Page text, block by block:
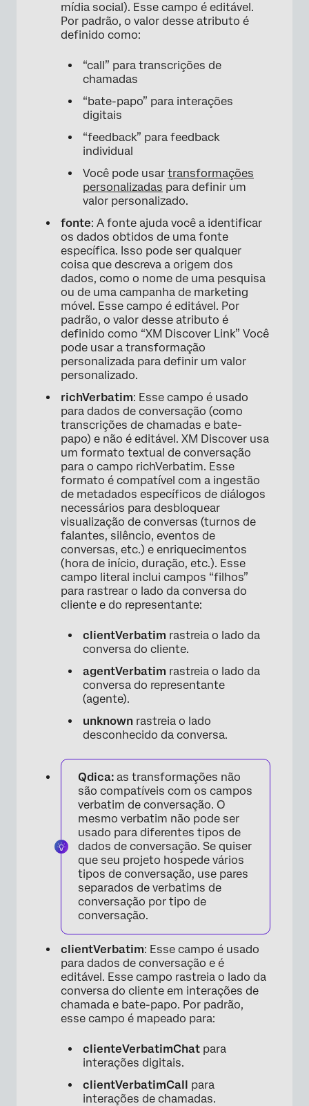
mídia social). Esse campo é editável.
Por padrão, o valor desse atributo é
definido como:
“call” para transcrições de
chamadas
“bate-papo” para interações
digitais
“feedback” para feedback
individual
Você pode usar transformações
personalizadas para definir um
valor personalizado.
fonte: A fonte ajuda você a identificar
os dados obtidos de uma fonte
específica. Isso pode ser qualquer
coisa que descreva a origem dos
dados, como o nome de uma pesquisa
ou de uma campanha de marketing
móvel. Esse campo é editável. Por
padrão, o valor desse atributo é
definido como “XM Discover Link” Você
pode usar a transformação
personalizada para definir um valor
personalizado.
richVerbatim: Esse campo é usado
para dados de conversação (como
transcrições de chamadas e bate-
papo) e não é editável. XM Discover usa
um formato textual de conversação
para o campo richVerbatim. Esse
formato é compatível com a ingestão
de metadados específicos de diálogos
necessários para desbloquear
visualização de conversas (turnos de
falantes, silêncio, eventos de
conversas, etc.) e enriquecimentos
(hora de início, duração, etc.). Esse
campo literal inclui campos “filhos”
para rastrear o lado da conversa do
cliente e do representante:
clientVerbatim rastreia o lado da
conversa do cliente.
agentVerbatim rastreia o lado da
conversa do representante
(agente).
unknown rastreia o lado
desconhecido da conversa.
Qdica: as transformações não
são compatíveis com os campos
verbatim de conversação. O
mesmo verbatim não pode ser
usado para diferentes tipos de
dados de conversação. Se quiser
que seu projeto hospede vários
tipos de conversação, use pares
separados de verbatims de
conversação por tipo de
conversação.
clientVerbatim: Esse campo é usado
para dados de conversação e é
editável. Esse campo rastreia o lado da
conversa do cliente em interações de
chamada e bate-papo. Por padrão,
esse campo é mapeado para:
clienteVerbatimChat para
interações digitais.
clientVerbatimCall para
interações de chamadas.